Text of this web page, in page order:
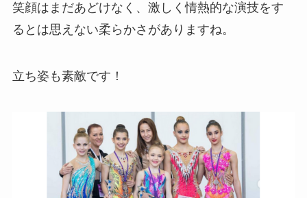
笑顔はまだあどけなく、激しく情熱的な演技をす
るとは思えない柔らかさがありますね。
立ち姿も素敵です！